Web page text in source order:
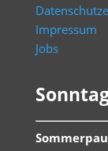
Impressum
Jobs